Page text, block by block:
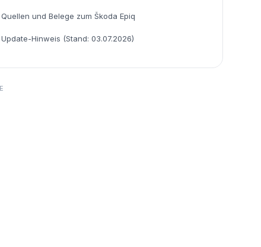
Quellen und Belege zum Škoda Epiq
Update-Hinweis (Stand: 03.07.2026)